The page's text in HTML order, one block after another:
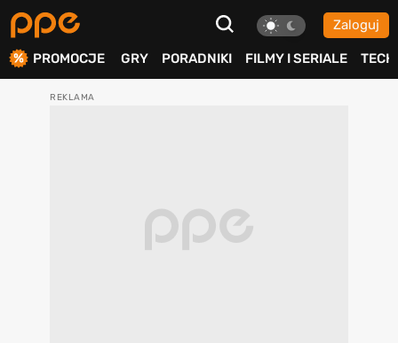
Zaloguj
PROMOCJE GRY PORADNIKI FILMY I SERIALE TECH